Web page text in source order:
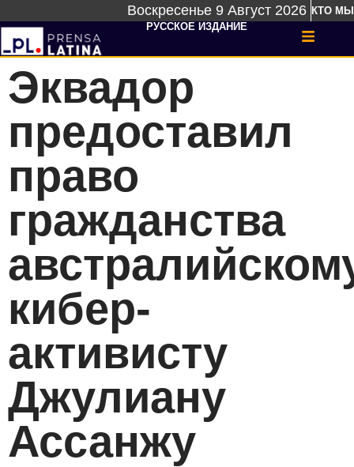
Воскресенье 9 Август 2026 КТО МЫ
РУССКОЕ ИЗДАНИЕ
Эквадор
предоставил
право
гражданства
кибер-
активисту
Джулиану
Ассанжу